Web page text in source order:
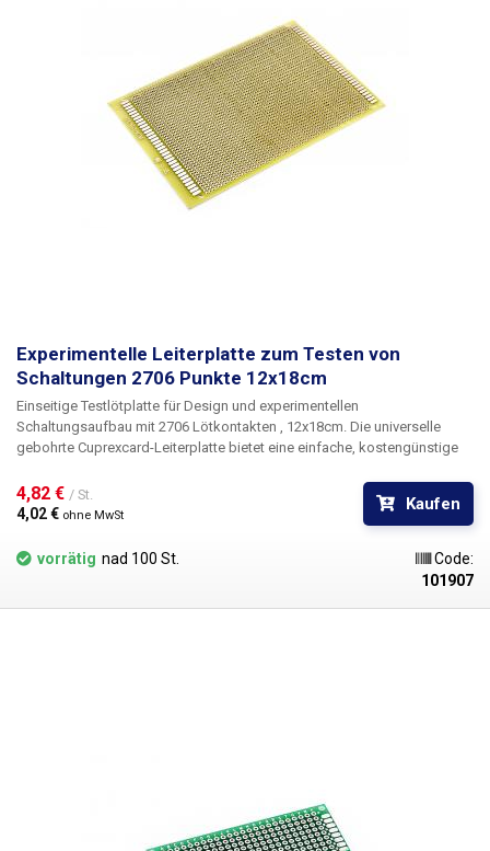
Experimentelle Leiterplatte zum Testen von
Schaltungen 2706 Punkte 12x18cm
Einseitige Testlötplatte für Design und experimentellen
Schaltungsaufbau mit 2706 Lötkontakten , 12x18cm.
gebohrte Cuprexcard-Leiterplatte bietet eine einfache, kostengünstige
aufwändiges Konstruieren, Ätzen und Bohren. Einfach die vorgebohrte
Leiterplatte mit Bauteilen bestücken, diese verlöten und durch Verbinden
der einzelnen Punkte oder Drahtbrücken einen Zinnpfad zwischen ihnen
herstellen. Im Vergleich zu lötfreien Arrays bietet diese Lösung mehr
Stabilität und Zuverlässigkeit.
4,82 € / St.
4,02 € ohne MwSt
Kaufen
vorrätig nad 100 St.
Code:
101907